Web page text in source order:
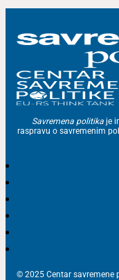
Savremena politika je
raspravu o savremenim
© 2025 Centar savremene